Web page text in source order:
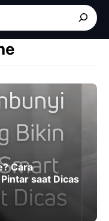
Cara
saat Dicas